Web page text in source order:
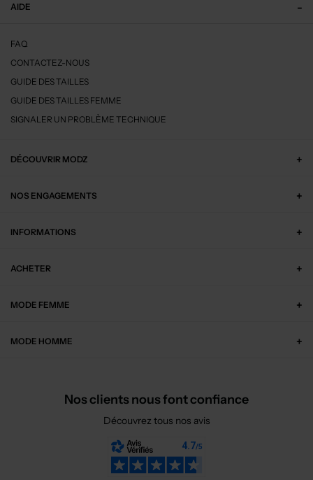
AIDE
FAQ
CONTACTEZ-NOUS
GUIDE DES TAILLES
GUIDE DES TAILLES FEMME
SIGNALER UN PROBLÈME TECHNIQUE
DÉCOUVRIR MODZ
NOS ENGAGEMENTS
INFORMATIONS
ACHETER
MODE FEMME
MODE HOMME
Nos clients nous font confiance
Découvrez tous nos avis